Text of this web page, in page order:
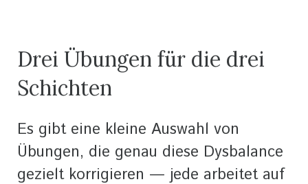
Drei Übungen für die drei
Schichten
Es gibt eine kleine Auswahl von
Übungen, die genau diese Dysbalance
gezielt korrigieren — jede arbeitet auf